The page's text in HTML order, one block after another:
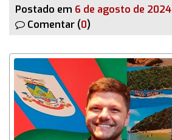
Postado em 6 de agosto de 2024
Comentar (0)